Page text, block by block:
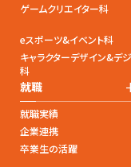
ゲームクリエイター科
eスポーツ&イベント科
キャラクターデザイン&デ
科
就職
就職実績
企業連携
卒業生の活躍